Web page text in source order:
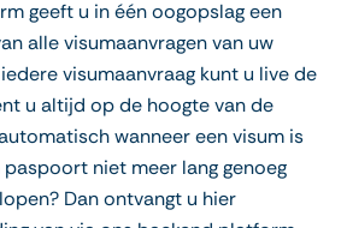
geeft u in één oogopslag een
alle visumaanvragen van uw
visumaanvraag kunt u live de
u altijd op de hoogte van de
wanneer een visum is
paspoort niet meer lang genoeg
Dan ontvangt u hier